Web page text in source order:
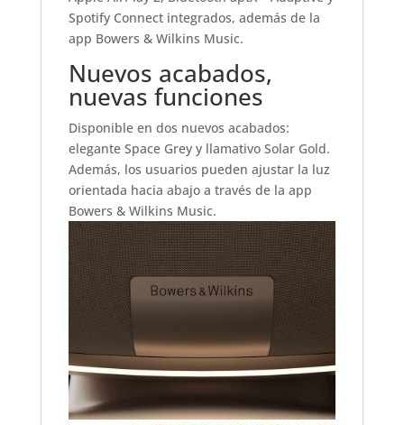
Spotify Connect integrados, además de la
app Bowers & Wilkins Music.
Nuevos acabados,
nuevas funciones
Disponible en dos nuevos acabados:
elegante Space Grey y llamativo Solar Gold.
Además, los usuarios pueden ajustar la luz
orientada hacia abajo a través de la app
Bowers & Wilkins Music.